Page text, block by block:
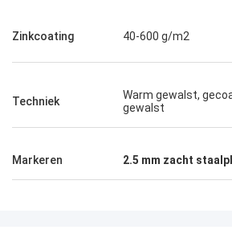
Zinkcoating 40-600 g/m2
Techniek
Warm gewalst,
gewalst
Markeren 2.5 mm zacht